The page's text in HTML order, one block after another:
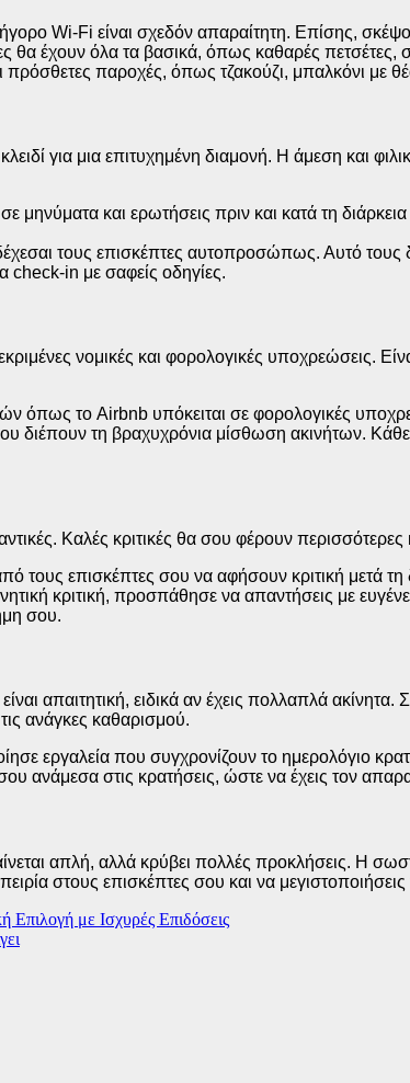
Wi-Fi είναι σχεδόν απαραίτητη. Επίσης,
θα έχουν όλα τα βασικά, όπως καθαρές πετσέτες,
πρόσθετες παροχές, όπως τζακούζι, μπαλκόνι με
για μια επιτυχημένη διαμονή. Η άμεση και
μηνύματα και ερωτήσεις πριν και κατά τη
τους επισκέπτες αυτοπροσώπως. Αυτό τους
check-in με σαφείς οδηγίες.
νομικές και φορολογικές υποχρεώσεις.
όπως το Airbnb υπόκειται σε φορολογικές
διέπουν τη βραχυχρόνια μίσθωση ακινήτων.
Καλές κριτικές θα σου φέρουν
τους επισκέπτες σου να αφήσουν κριτική μετά
κριτική, προσπάθησε να απαντήσεις με
σου.
απαιτητική, ειδικά αν έχεις πολλαπλά
ανάγκες καθαρισμού.
εργαλεία που συγχρονίζουν το ημερολόγιο
ανάμεσα στις κρατήσεις, ώστε να έχεις τον
απλή, αλλά κρύβει πολλές προκλήσεις. Η
στους επισκέπτες σου και να
Επιλογή με Ισχυρές Επιδόσεις